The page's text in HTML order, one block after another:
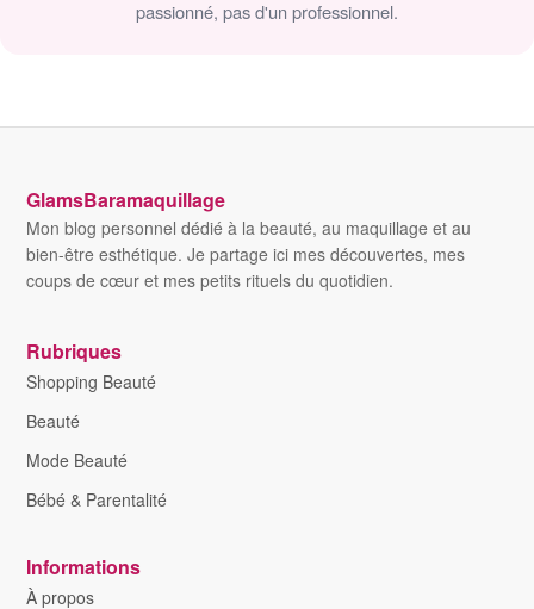
passionné, pas d'un professionnel.
GlamsBaramaquillage
Mon blog personnel dédié à la beauté, au maquillage et au
bien-être esthétique. Je partage ici mes découvertes, mes
coups de cœur et mes petits rituels du quotidien.
Rubriques
Shopping Beauté
Beauté
Mode Beauté
Bébé & Parentalité
Informations
À propos